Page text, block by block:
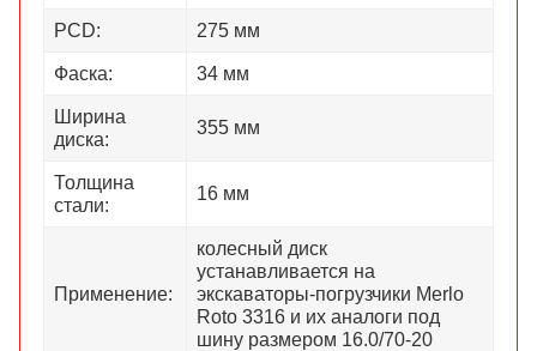
PCD: 275 мм
Фаска: 34 мм
Ширина
диска:
355 мм
Толщина
стали:
16 мм
Применение:
колесный диск
устанавливается на
экскаваторы-погрузчики Merlo
Roto 3316 и их аналоги под
шину размером 16.0/70-20